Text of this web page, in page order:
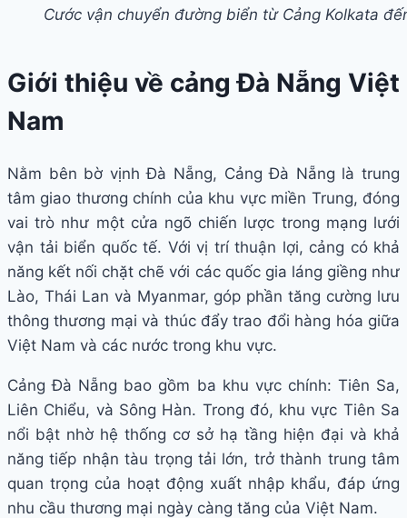
Cước vận chuyển đường biển từ Cảng Kolkata
Giới thiệu về cảng Đà Nẵng Việt
Nam
Nằm bên bờ vịnh Đà Nẵng, Cảng Đà Nẵng là trung
tâm giao thương chính của khu vực miền Trung, đóng
vai trò như một cửa ngõ chiến lược trong mạng lưới
vận tải biển quốc tế. Với vị trí thuận lợi, cảng có khả
năng kết nối chặt chẽ với các quốc gia láng giềng như
Lào, Thái Lan và Myanmar, góp phần tăng cường lưu
thông thương mại và thúc đẩy trao đổi hàng hóa giữa
Việt Nam và các nước trong khu vực.
Cảng Đà Nẵng bao gồm ba khu vực chính: Tiên Sa,
Liên Chiểu, và Sông Hàn. Trong đó, khu vực Tiên Sa
nổi bật nhờ hệ thống cơ sở hạ tầng hiện đại và khả
năng tiếp nhận tàu trọng tải lớn, trở thành trung tâm
quan trọng của hoạt động xuất nhập khẩu, đáp ứng
nhu cầu thương mại ngày càng tăng của Việt Nam.